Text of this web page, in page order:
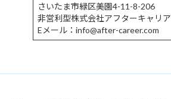
さいたま市緑区美園4-11-8-206
非営利型株式会社アフターキャリア
Eメール：info@after-career.com